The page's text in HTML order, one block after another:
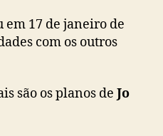
em 17 de janeiro de
com os outros
são os planos de Jo